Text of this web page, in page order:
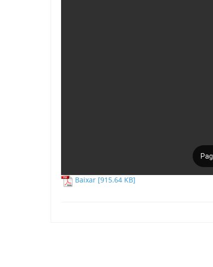
Baixar [915.64 KB]